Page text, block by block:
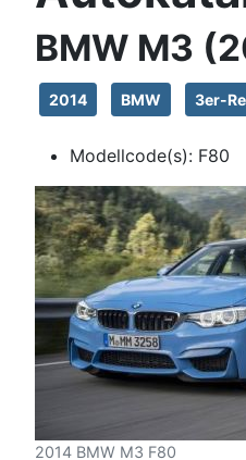
BMW M3
2014 BMW 3er-
Modellcode(s): F80
2014 BMW M3 F80